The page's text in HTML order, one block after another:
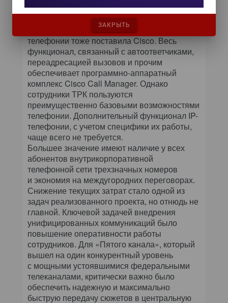
зафиксировано ни одного сбоя системы.
Клиентское оборудование (IP-телефоны)
и программные приложения для системы IP-
телефонии тоже поставила Cisco. Весь
функционал, связанный с автоответчиками,
переадресацией вызовов и прочим
обеспечивает программно-аппаратный
комплекс Cisco Call Manager. Однако
сотрудники ТРК пользуются
преимущественно базовыми возможностями
телефонии. Дополнительный функционал IP-
телефонии, с учетом специфики их работы,
чаще всего не требуется.
Большее значение имеют наличие у всех
абонентов внутрикорпоративной
телефонной сети трехзначных номеров
и экономия на междугородних переговорах.
Снижение текущих затрат стало одной из
задач реализованного проекта, но отнюдь не
главной. Ключевой задачей внедрения
унифицированных коммуникаций было
повышение оперативности работы
сотрудников. Для «Пятого канала», который
вышел на один конкурентный уровень
с мощными устоявшимися федеральными
телеканалами, критически важно было
обеспечить надежную и максимально
быструю передачу сюжетов в центральную
ЗАКРЫТЬ